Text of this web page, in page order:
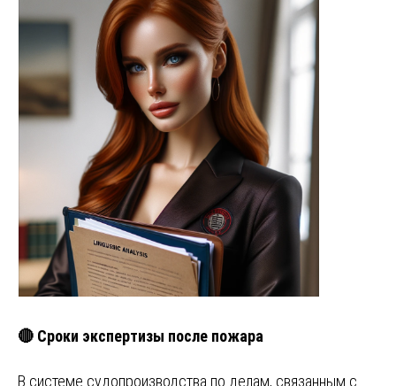
🔴 Сроки экспертизы после пожара
В системе судопроизводства по делам, связанным с